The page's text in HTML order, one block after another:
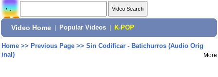
Video Home Popular Videos K-POP
Home>> Previous Page>> Sin Codificar - Batichurros (Audio Orig
inal)
More